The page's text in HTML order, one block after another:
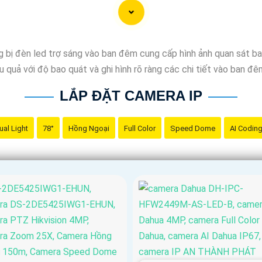
trữ nội bộ: Lựa chọn hệ thống lưu trữ phù hợp để lưu trữ
hơn camera phản ánh đúng nhu cầu sử dụng của bạn.
hợp: Lua chọn nhà cung cấp camera IP uy tín, cam kết chất
chọn tốt nhất cho việc lắp đặt Camera IP hình sắt, nét và
được tư vấn chi tiết hơn.
đèn led trợ sáng vào ban đêm cung cấp hình ảnh quan sát
với độ bao quát và ghi hình rõ ràng các chi tiết vào ban
LẮP ĐẶT CAMERA IP
Light 78° Hồng Ngoại Full Color Speed Dome AI Coding